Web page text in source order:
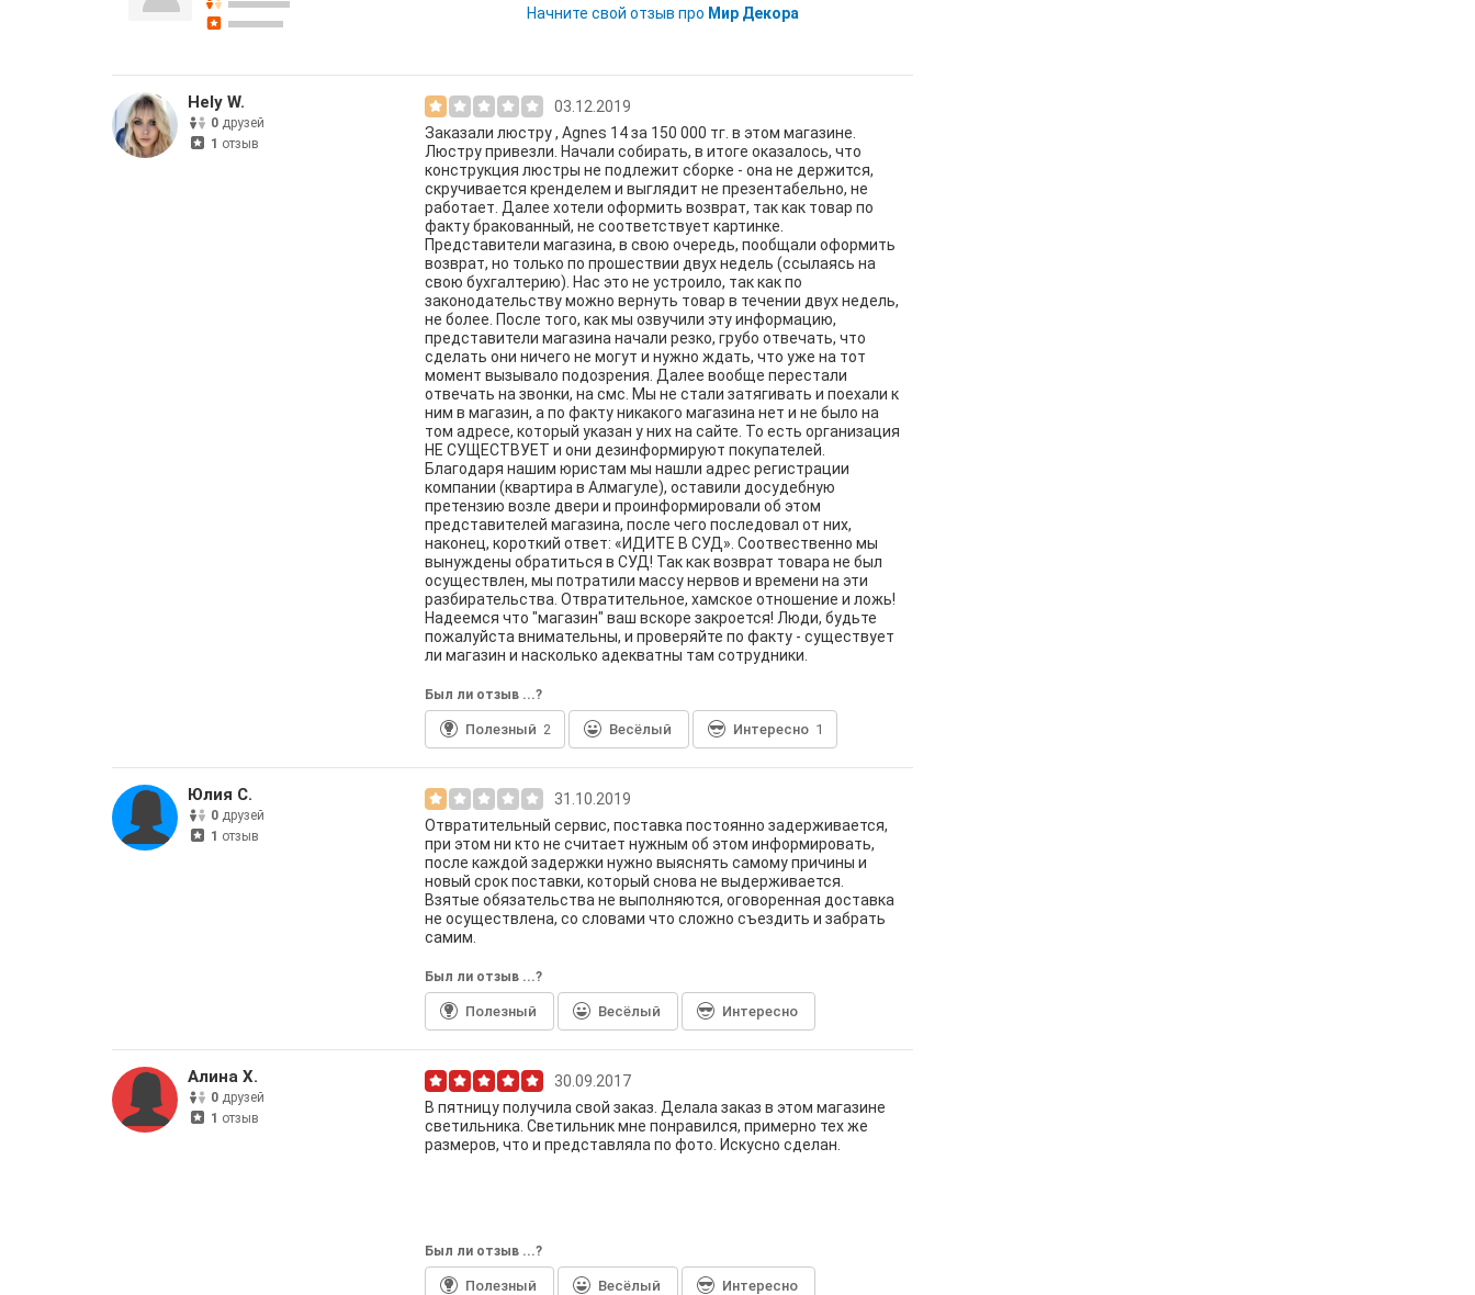
Начните свой отзыв про Мир Декора
Hely W.
0 друзей
1 отзыв
03.12.2019
Заказали люстру , Agnes 14 за 150 000 тг. в этом магазине.
Люстру привезли. Начали собирать, в итоге оказалось, что
конструкция люстры не подлежит сборке - она не держится,
скручивается кренделем и выглядит не презентабельно, не
работает. Далее хотели оформить возврат, так как товар по
факту бракованный, не соответствует картинке.
Представители магазина, в свою очередь, пообщали оформить
возврат, но только по прошествии двух недель (ссылаясь на
свою бухгалтерию). Нас это не устроило, так как по
законодательству можно вернуть товар в течении двух недель,
не более. После того, как мы озвучили эту информацию,
представители магазина начали резко, грубо отвечать, что
сделать они ничего не могут и нужно ждать, что уже на тот
момент вызывало подозрения. Далее вообще перестали
отвечать на звонки, на смс. Мы не стали затягивать и поехали к
ним в магазин, а по факту никакого магазина нет и не было на
том адресе, который указан у них на сайте. То есть организация
НЕ СУЩЕСТВУЕТ и они дезинформируют покупателей.
Благодаря нашим юристам мы нашли адрес регистрации
компании (квартира в Алмагуле), оставили досудебную
претензию возле двери и проинформировали об этом
представителей магазина, после чего последовал от них,
наконец, короткий ответ: «ИДИТЕ В СУД». Соотвественно мы
вынуждены обратиться в СУД! Так как возврат товара не был
осуществлен, мы потратили массу нервов и времени на эти
разбирательства. Отвратительное, хамское отношение и ложь!
Надеемся что "магазин" ваш вскоре закроется! Люди, будьте
пожалуйста внимательны, и проверяйте по факту - существует
ли магазин и насколько адекватны там сотрудники.
Был ли отзыв ...?
Полезный 2 Весёлый Интересно 1
Юлия С.
0 друзей
1 отзыв
31.10.2019
Отвратительный сервис, поставка постоянно задерживается,
при этом ни кто не считает нужным об этом информировать,
после каждой задержки нужно выяснять самому причины и
новый срок поставки, который снова не выдерживается.
Взятые обязательства не выполняются, оговоренная доставка
не осуществлена, со словами что сложно съездить и забрать
самим.
Был ли отзыв ...?
Полезный Весёлый Интересно
Алина Х.
0 друзей
1 отзыв
30.09.2017
В пятницу получила свой заказ. Делала заказ в этом магазине
светильника. Светильник мне понравился, примерно тех же
размеров, что и представляла по фото. Искусно сделан.
Был ли отзыв ...?
Полезный Весёлый Интересно